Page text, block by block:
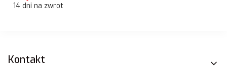
14 dni na zwrot
Linki w stopce
Kontakt